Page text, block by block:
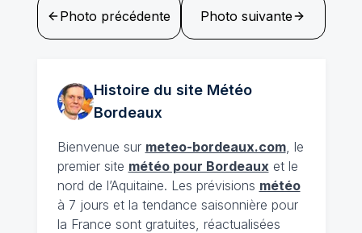
Photo précédente Photo suivante
Histoire du site Météo
Bordeaux
Bienvenue sur meteo-bordeaux.com, le
premier site météo pour Bordeauxet le
nord de l’Aquitaine. Les prévisions météo
à 7 jours et la tendance saisonnière pour
la France sont gratuites, réactualisées